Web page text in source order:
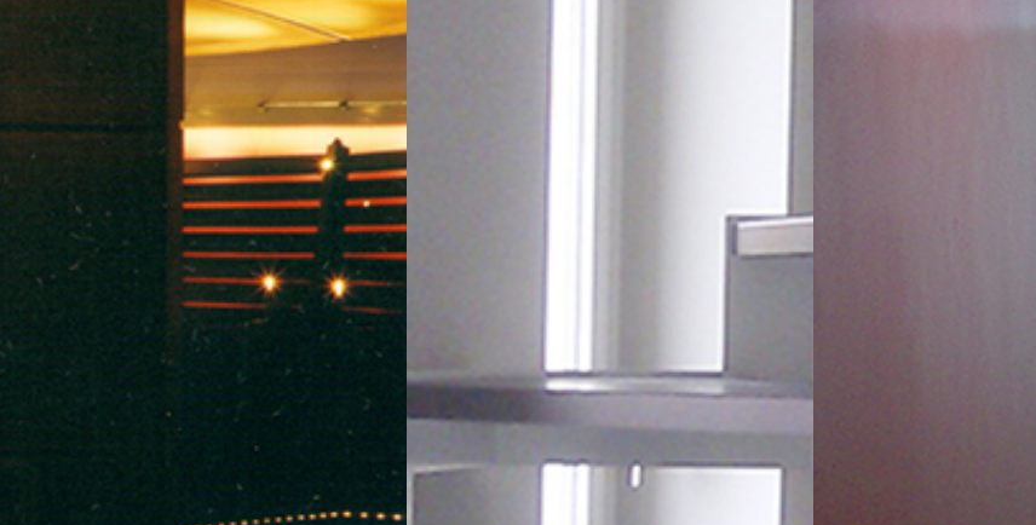
"
01
Descrizione